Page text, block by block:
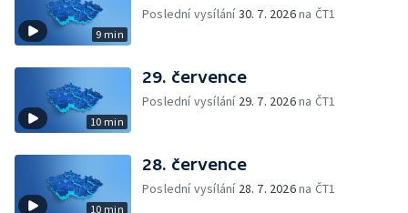
9 min
Poslední vysílání30. 7. 2026na ČT1
10 min
29. července
Poslední vysílání 29. 7. 2026na ČT1
10 min
28. července
Poslední vysílání 28. 7. 2026na ČT1